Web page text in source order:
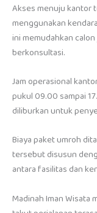
Akses menuju kantor
menggunakan
ini memudahkan
berkonsultasi.
Jam operasional
pukul 09.00 sampai
diliburkan untuk
Biaya paket umroh
tersebut disusun
antara fasilitas dan
Madinah Iman Wisata